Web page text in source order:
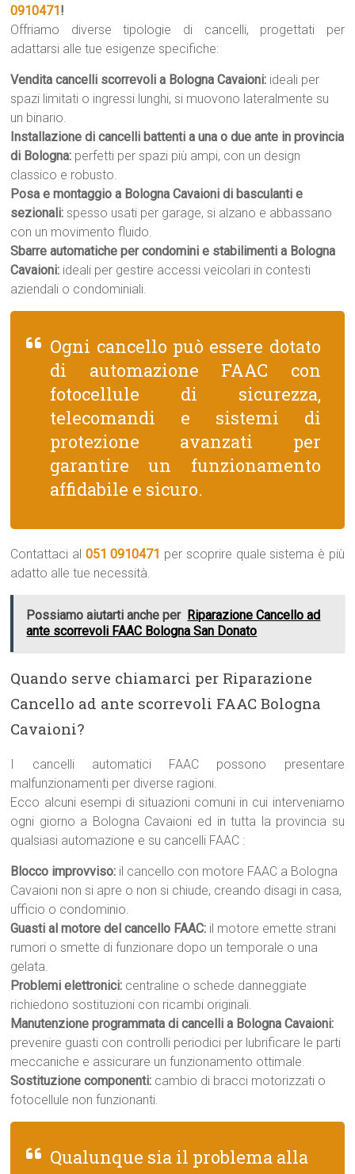
0910471!
Offriamo diverse tipologie di cancelli, progettati per
adattarsi alle tue esigenze specifiche:
Vendita cancelli scorrevoli a Bologna Cavaioni: ideali per
spazi limitati o ingressi lunghi, si muovono lateralmente su
un binario.
Installazione di cancelli battenti a una o due ante in provincia
di Bologna: perfetti per spazi più ampi, con un design
classico e robusto.
Posa e montaggio a Bologna Cavaioni di basculanti e
sezionali: spesso usati per garage, si alzano e abbassano
con un movimento fluido.
Sbarre automatiche per condomini e stabilimenti a Bologna
Cavaioni: ideali per gestire accessi veicolari in contesti
aziendali o condominiali.
Ogni cancello può essere dotato
di automazione FAAC con
fotocellule di sicurezza,
telecomandi e sistemi di
protezione avanzati per
garantire un funzionamento
affidabile e sicuro.
Contattaci al 051 0910471 per scoprire quale sistema è più
adatto alle tue necessità.
Possiamo aiutarti anche per Riparazione Cancello ad
ante scorrevoli FAAC Bologna San Donato
Quando serve chiamarci per Riparazione
Cancello ad ante scorrevoli FAAC Bologna
Cavaioni?
I cancelli automatici FAAC possono presentare
malfunzionamenti per diverse ragioni.
Ecco alcuni esempi di situazioni comuni in cui interveniamo
ogni giorno a Bologna Cavaioni ed in tutta la provincia su
qualsiasi automazione e su cancelli FAAC :
Blocco improvviso: il cancello con motore FAAC a Bologna
Cavaioni non si apre o non si chiude, creando disagi in casa,
ufficio o condominio.
Guasti al motore del cancello FAAC: il motore emette strani
rumori o smette di funzionare dopo un temporale o una
gelata.
Problemi elettronici: centraline o schede danneggiate
richiedono sostituzioni con ricambi originali.
Manutenzione programmata di cancelli a Bologna Cavaioni:
prevenire guasti con controlli periodici per lubrificare le parti
meccaniche e assicurare un funzionamento ottimale.
Sostituzione componenti: cambio di bracci motorizzati o
fotocellule non funzionanti.
Qualunque sia il problema alla